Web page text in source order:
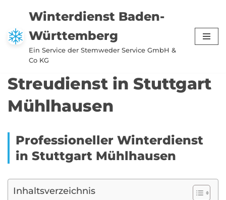
Zum
Inhalt
springen
Winterdienst Baden-
Württemberg
Ein Service der Stemweder Service GmbH &
Co KG
Streudienst in Stuttgart
Mühlhausen
Professioneller Winterdienst
in Stuttgart Mühlhausen
Inhaltsverzeichnis